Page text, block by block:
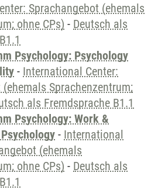
Sprachangebot (ehemals
ohne CPs) - Deutsch als
Psychology: Psychology
- International Center:
Sprachenzentrum;
als Fremdsprache B1.1
Psychology: Work &
- International
(ehemals
ohne CPs) - Deutsch als